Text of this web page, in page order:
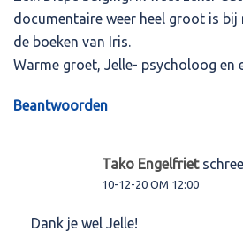
documentaire weer heel groot is bij
de boeken van Iris.
Warme groet, Jelle- psycholoog en
Beantwoorden
Tako Engelfriet
10-12-20 OM 12:00
Dank je wel Jelle!